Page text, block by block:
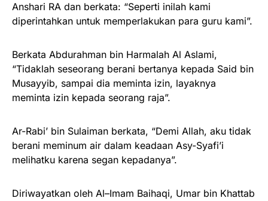
Anshari RA dan berkata: “Seperti inilah kami
diperintahkan untuk memperlakukan para guru kami”.
Berkata Abdurahman bin Harmalah Al Aslami,
“Tidaklah seseorang berani bertanya kepada Said bin
Musayyib, sampai dia meminta izin, layaknya
meminta izin kepada seorang raja”.
Ar-Rabi’ bin Sulaiman berkata, “Demi Allah, aku tidak
berani meminum air dalam keadaan Asy-Syafi’i
melihatku karena segan kepadanya”.
Diriwayatkan oleh Al–Imam Baihaqi, Umar bin Khattab